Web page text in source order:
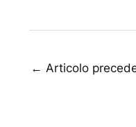
← Articolo